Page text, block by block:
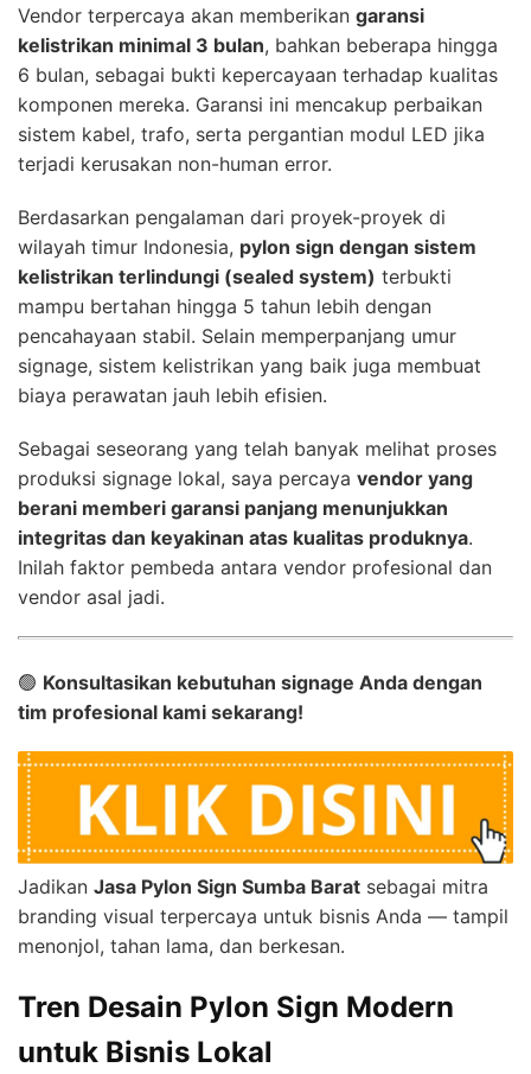
Vendor terpercaya akan memberikan garansi
kelistrikan minimal 3 bulan, bahkan beberapa hingga
6 bulan, sebagai bukti kepercayaan terhadap kualitas
komponen mereka. Garansi ini mencakup perbaikan
sistem kabel, trafo, serta pergantian modul LED jika
terjadi kerusakan non-human error.
Berdasarkan pengalaman dari proyek-proyek di
wilayah timur Indonesia, pylon sign dengan sistem
kelistrikan terlindungi (sealed system) terbukti
mampu bertahan hingga 5 tahun lebih dengan
pencahayaan stabil. Selain memperpanjang umur
signage, sistem kelistrikan yang baik juga membuat
biaya perawatan jauh lebih efisien.
Sebagai seseorang yang telah banyak melihat proses
produksi signage lokal, saya percaya vendor yang
berani memberi garansi panjang menunjukkan
integritas dan keyakinan atas kualitas produknya.
Inilah faktor pembeda antara vendor profesional dan
vendor asal jadi.
🟢 Konsultasikan kebutuhan signage Anda dengan
tim profesional kami sekarang!
Jadikan Jasa Pylon Sign Sumba Barat sebagai mitra
branding visual terpercaya untuk bisnis Anda — tampil
menonjol, tahan lama, dan berkesan.
Tren Desain Pylon Sign Modern
untuk Bisnis Lokal